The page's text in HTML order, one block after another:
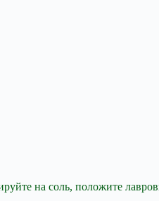
на соль, положите